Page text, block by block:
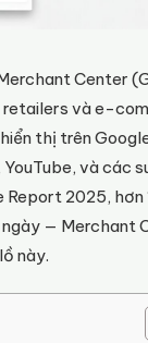
Center
retailers và e-
thị trên
và các
Report 2025, hơn
ngày — Merchant
này.